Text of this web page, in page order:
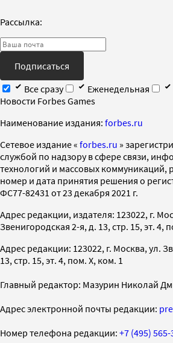
Рассылка:
Подписаться
Все сразу
Еженедельная
Новости Forbes Games
Наименование издания: forbes.ru
Cетевое издание « forbes.ru »
службой по надзору в сфере связи,
технологий и массовых коммуникаций,
номер и дата принятия решения о
ФС77-82431 от 23 декабря 2021 г.
Адрес редакции, издателя: 123022, г.
Звенигородская 2-я, д. 13, стр. 15, эт. 4,
Адрес редакции: 123022, г. Москва, ул.
13, стр. 15, эт. 4, пом. X, ком. 1
Главный редактор: Мазурин Николай
Адрес электронной почты редакции:
Номер телефона редакции: +7 (495)